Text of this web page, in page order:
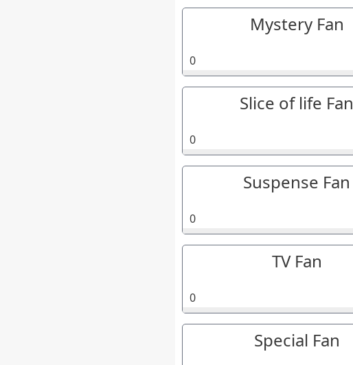
Mystery Fan
0
Slice of life Fan
0
Suspense Fan
0
TV Fan
0
Special Fan